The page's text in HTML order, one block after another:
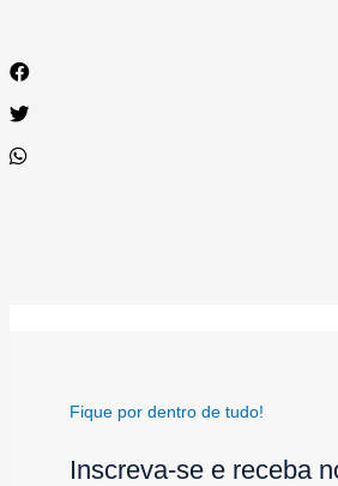
Fique por dentro de tudo!
Inscreva-se e receba